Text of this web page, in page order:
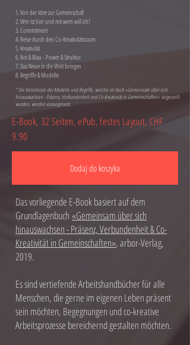
1. Von der Idee zur Gemeinschaft
2. Wer ist hier und mit wem will ich?
3. Commitment
4. Reise durch den Co-Kreativitätsraum
5. Kreativität
6. Rot & Blau - Power & Struktur
7. Das Neue in die Welt bringen
8. Begriffe & Modelle
* Die Kenntnisse der Modelle und Begriffe, welche im Buch «Gemeinsam über sich
hinauswachsen - Präsenz, Verbundenheit und Co-Kreativität in Gemeinschaften» vorgestellt
wurden, werden vorausgesetzt.
E-Book, 32 Seiten, ePub, festes Layout, CHF
9.90
Dodaj do koszyka
Das vorliegende E-Book basiert auf dem
Grundlagenbuch «Gemeinsam über sich
hinauswachsen - Präsenz, Verbundenheit & Co-
Kreativität in Gemeinschaften», arbor-Verlag,
2019.
Es sind vertiefende Arbeitshandbücher für alle
Menschen, die gerne im eigenen Leben präsent
sein möchten, Begegnungen und co-kreative
Arbeitsprozesse bereichernd gestalten möchten.